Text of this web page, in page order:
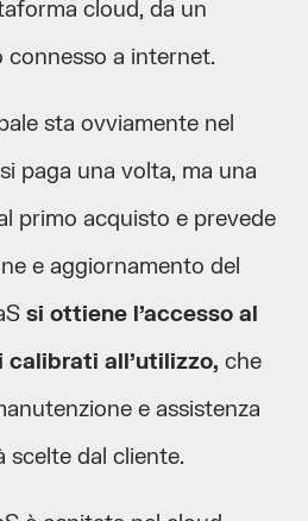
cloud, da un
connesso a internet.
sta ovviamente nel
paga una volta, ma una
primo acquisto e prevede
e aggiornamento del
si ottiene l’accesso al
all’utilizzo, che
e assistenza
scelte dal cliente.